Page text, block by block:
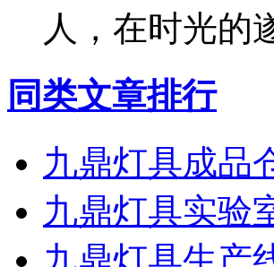
人，在时光
同类文章排行
九鼎灯具成品
九鼎灯具实验